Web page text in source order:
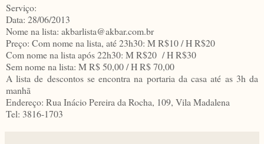
Serviço:
Data: 28/06/2013
Nome na lista: akbarlista@akbar.com.br
Preço: Com nome na lista, até 23h30: M R$10 / H R$20
Com nome na lista após 22h30: M R$20 / H R$30
Sem nome na lista: M R$ 50,00 / H R$ 70,00
A lista de descontos se encontra na portaria da casa até as 3h da
manhã
Endereço: Rua Inácio Pereira da Rocha, 109, Vila Madalena
Tel: 3816-1703